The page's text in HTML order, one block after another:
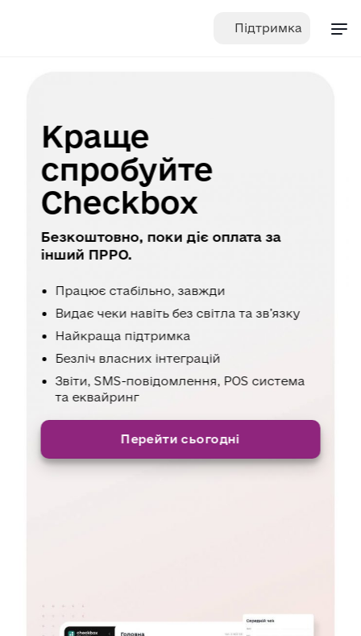
Підтримка
Краще
спробуйте
Checkbox
Безкоштовно, поки діє оплата за
інший ПРРО.
Працює стабільно, завжди
Видає чеки навіть без світла та зв’язку
Найкраща підтримка
Безліч власних інтеграцій
Звіти, SMS-повідомлення, POS система
та еквайринг
Перейти сьогодні